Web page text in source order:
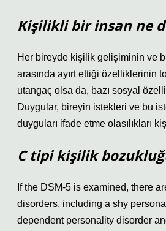
Kişilikli bir insan ne
Her bireyde kişilik gelişiminin ve
arasında ayırt ettiği özelliklerinin
utangaç olsa da, bazı sosyal
Duygular, bireyin istekleri ve bu
duyguları ifade etme olasılıkları
C tipi kişilik
If the DSM-5 is examined, there
disorders, including a shy
dependent personality disorder